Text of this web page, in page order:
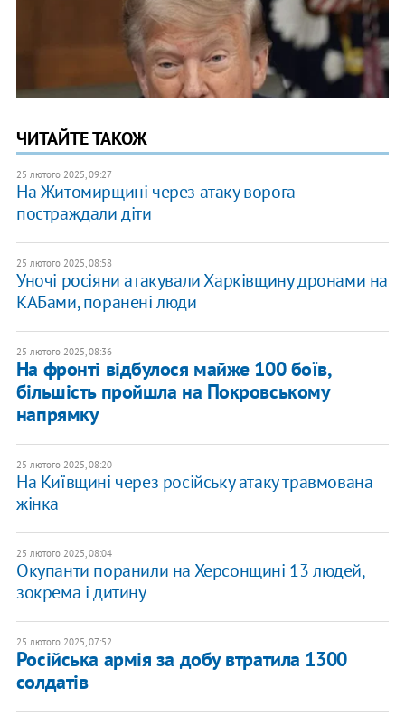
ЧИТАЙТЕ ТАКОЖ
25 лютого 2025, 09:27
На Житомирщині через атаку ворога
постраждали діти
25 лютого 2025, 08:58
Уночі росіяни атакували Харківщину дронами на
КАБами, поранені люди
25 лютого 2025, 08:36
На фронті відбулося майже 100 боїв,
більшість пройшла на Покровському
напрямку
25 лютого 2025, 08:20
На Київщині через російську атаку травмована
жінка
25 лютого 2025, 08:04
Окупанти поранили на Херсонщині 13 людей,
зокрема і дитину
25 лютого 2025, 07:52
​Російська армія за добу втратила 1300
солдатів